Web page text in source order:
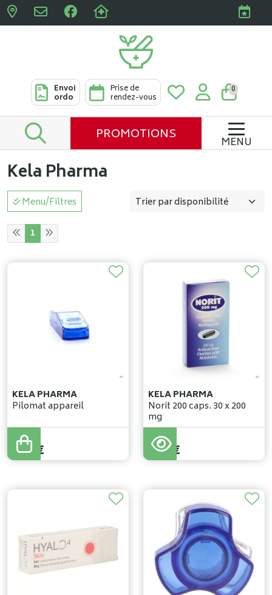
Pharmacies Clabots &
Envoi
ordo
Prise de
rendez-vous
0
PROMOTIONS MENU
Kela Pharma
Menu/Filtres
1
KELA PHARMA
Pilomat appareil
8,46 €
KELA PHARMA
Norit 200 caps. 30 x 200
mg
8,63 €